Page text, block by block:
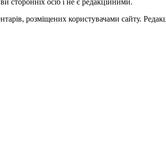
сторонніх осіб і не є редакційними.
розміщених користувачами сайту.